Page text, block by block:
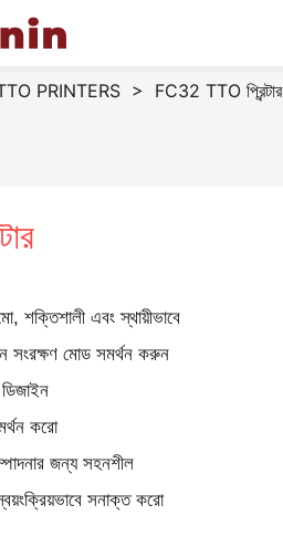
PRINTERS > FC32 TTO প্রিন্টার
শক্তিশালী এবং স্থায়ীভাবে
সংরক্ষণ মোড সমর্থন করুন
করো
জন্য সহনশীল
সনাক্ত করো